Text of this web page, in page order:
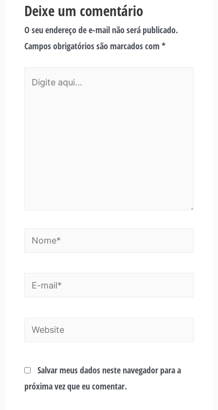
Deixe um comentário
O seu endereço de e-mail não será publicado.
Campos obrigatórios são marcados com *
Salvar meus dados neste navegador para a
próxima vez que eu comentar.